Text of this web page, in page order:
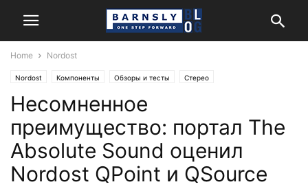
Home Nordost
Nordost Компоненты Обзоры и тесты Стерео
Несомненное
преимущество: портал The
Absolute Sound оценил
Nordost QPoint и QSource